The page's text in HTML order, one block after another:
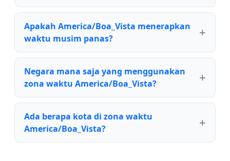
Apakah America/Boa_Vista menerapkan
waktu musim panas?
Negara mana saja yang menggunakan
zona waktu America/Boa_Vista?
Ada berapa kota di zona waktu
America/Boa_Vista?